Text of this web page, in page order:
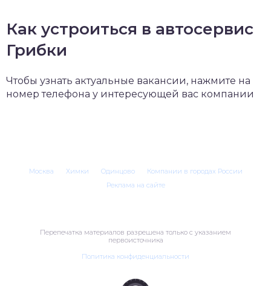
Как устроиться в автосервис
Грибки
Чтобы узнать актуальные вакансии, нажмите на
номер телефона у интересующей вас компании
Москва Химки Одинцово
Компании в городах России
Реклама на сайте
Перепечатка материалов разрешена только с указанием
первоисточника
Политика конфиденциальности